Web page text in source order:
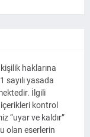
haklarına
sayılı yasada
İlgili
kontrol
“uyar ve kaldır”
olan eserlerin